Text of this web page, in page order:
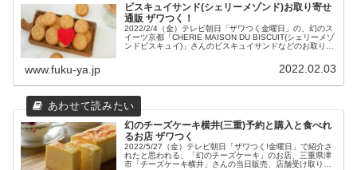
ビスキュイサンド(シェリーメゾンド)お取り寄せ
通販 ザワつく！
2022/2/4（金）テレビ朝日「ザワつく金曜日」の、幻のス
イーツ京都「CHERIE MAISON DU BISCUIT(シェリーメゾ
ンドビスキュイ)」さんのビスキュイサンドなどのお取り寄
www.fuku-ya.jp 2022.02.03
幻のチーズケーキ横井(三重)予約と購入と食べれ
るお店 ザワつく
2022/5/27（金）テレビ朝日「ザワつく!金曜日」で紹介さ
れたと思われる、「幻のチーズケーキ」のお店、三重県津
市「チーズケーキ横井」さんの当日販売、店舗受け取り予